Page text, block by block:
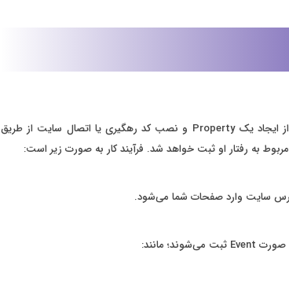
اساس کار Google Analytics بسیار ساده اما هوشمندانه است. پس از ایجاد یک Property و نصب کد رهگیری یا اتصال سایت از طریق
آدرس سایت وارد صفحات شما می‌شود.